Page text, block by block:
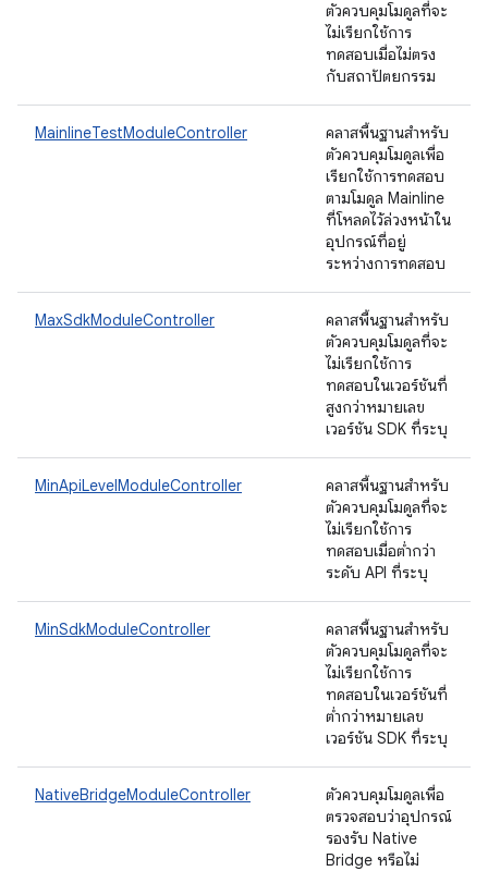
ตัวควบคุมโมดูลที่จะ
ไม่เรียกใช้การ
ทดสอบเมื่อไม่ตรง
กับสถาปัตยกรรม
MainlineTestModuleController
คลาสพื้นฐานสำหรับ
ตัวควบคุมโมดูลเพื่อ
เรียกใช้การทดสอบ
ตามโมดูล Mainline
ที่โหลดไว้ล่วงหน้าใน
อุปกรณ์ที่อยู่
ระหว่างการทดสอบ
MaxSdkModuleController
คลาสพื้นฐานสำหรับ
ตัวควบคุมโมดูลที่จะ
ไม่เรียกใช้การ
ทดสอบในเวอร์ชันที่
สูงกว่าหมายเลข
เวอร์ชัน SDK ที่ระบุ
MinApiLevelModuleController
คลาสพื้นฐานสำหรับ
ตัวควบคุมโมดูลที่จะ
ไม่เรียกใช้การ
ทดสอบเมื่อต่ำกว่า
ระดับ API ที่ระบุ
MinSdkModuleController
คลาสพื้นฐานสำหรับ
ตัวควบคุมโมดูลที่จะ
ไม่เรียกใช้การ
ทดสอบในเวอร์ชันที่
ต่ำกว่าหมายเลข
เวอร์ชัน SDK ที่ระบุ
NativeBridgeModuleController
ตัวควบคุมโมดูลเพื่อ
ตรวจสอบว่าอุปกรณ์
รองรับ Native
Bridge หรือไม่